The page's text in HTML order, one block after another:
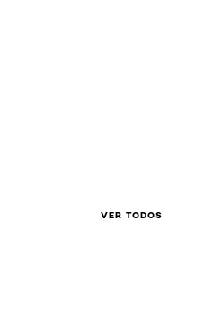
VER TODOS